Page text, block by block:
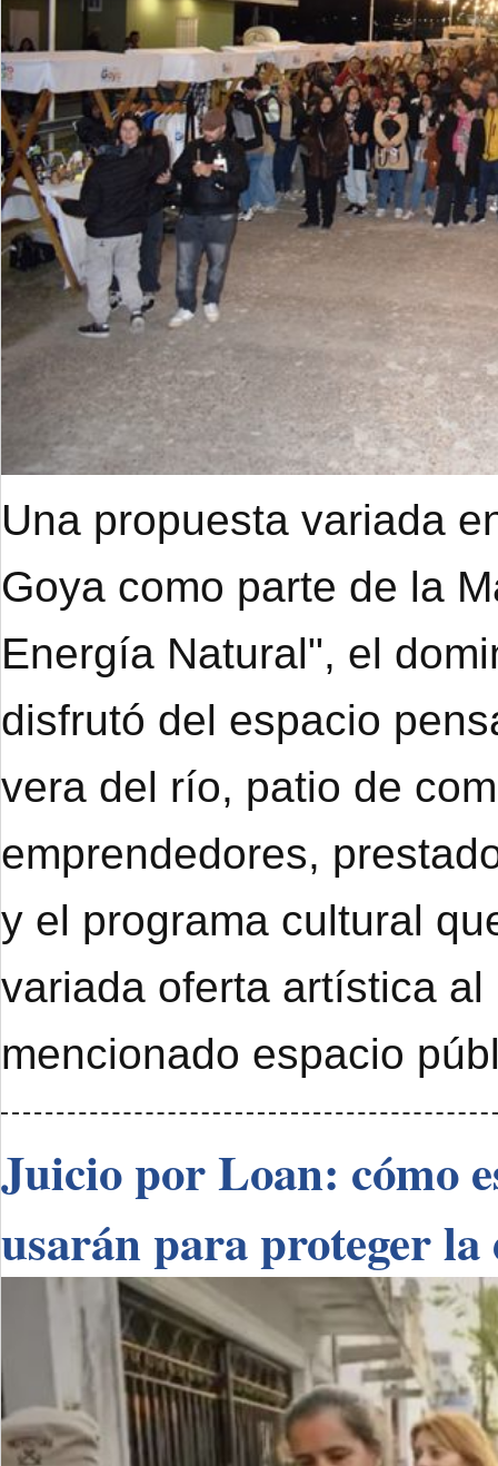
Una propuesta variada
Goya como parte de la
Energía Natural", el
disfrutó del espacio
vera del río, patio de
emprendedores,
y el programa cultural
variada oferta artística
mencionado espacio
Juicio por Loan: cómo
usarán para proteger